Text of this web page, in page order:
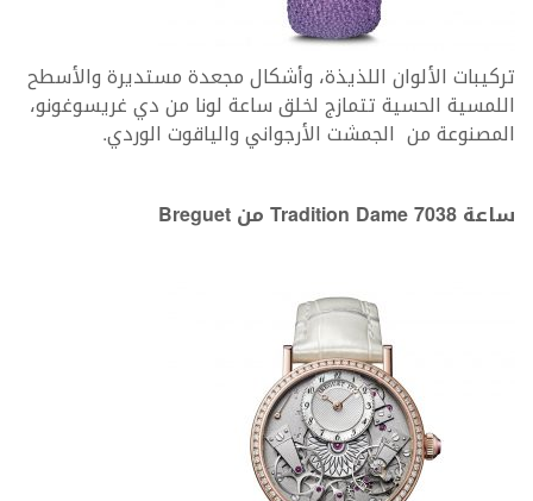
تركيبات الألوان اللذيذة، وأشكال مجعدة مستديرة والأسطح
اللمسية الحسية تتمازج لخلق ساعة لونا من دي غريسوغونو،
المصنوعة من الجمشت الأرجواني والياقوت الوردي.
ساعة Tradition Dame 7038 من Breguet